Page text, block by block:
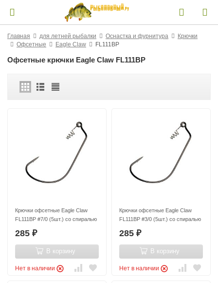
Главная для летней рыбалки Оснастка и фурнитура
Крючки
Офсетные
Eagle Claw FL111BP
Офсетные крючки Eagle Claw FL111BP
Крючки офсетные Eagle Claw
FL111BP #7/0 (5шт.) со спиралью
285 ₽
В корзину
Нет в наличии
Крючки офсетные Eagle Claw
FL111BP #3/0 (5шт.) со спиралью
285 ₽
В корзину
Нет в наличии